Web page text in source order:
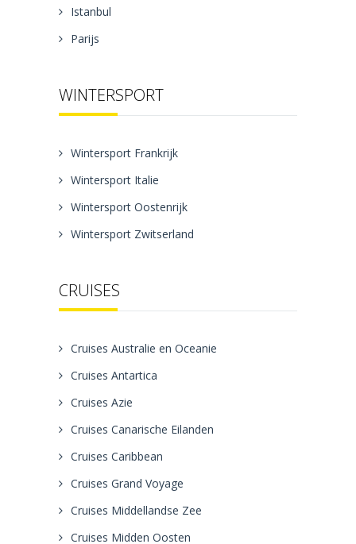
Istanbul
Parijs
WINTERSPORT
Wintersport Frankrijk
Wintersport Italie
Wintersport Oostenrijk
Wintersport Zwitserland
CRUISES
Cruises Australie en Oceanie
Cruises Antartica
Cruises Azie
Cruises Canarische Eilanden
Cruises Caribbean
Cruises Grand Voyage
Cruises Middellandse Zee
Cruises Midden Oosten